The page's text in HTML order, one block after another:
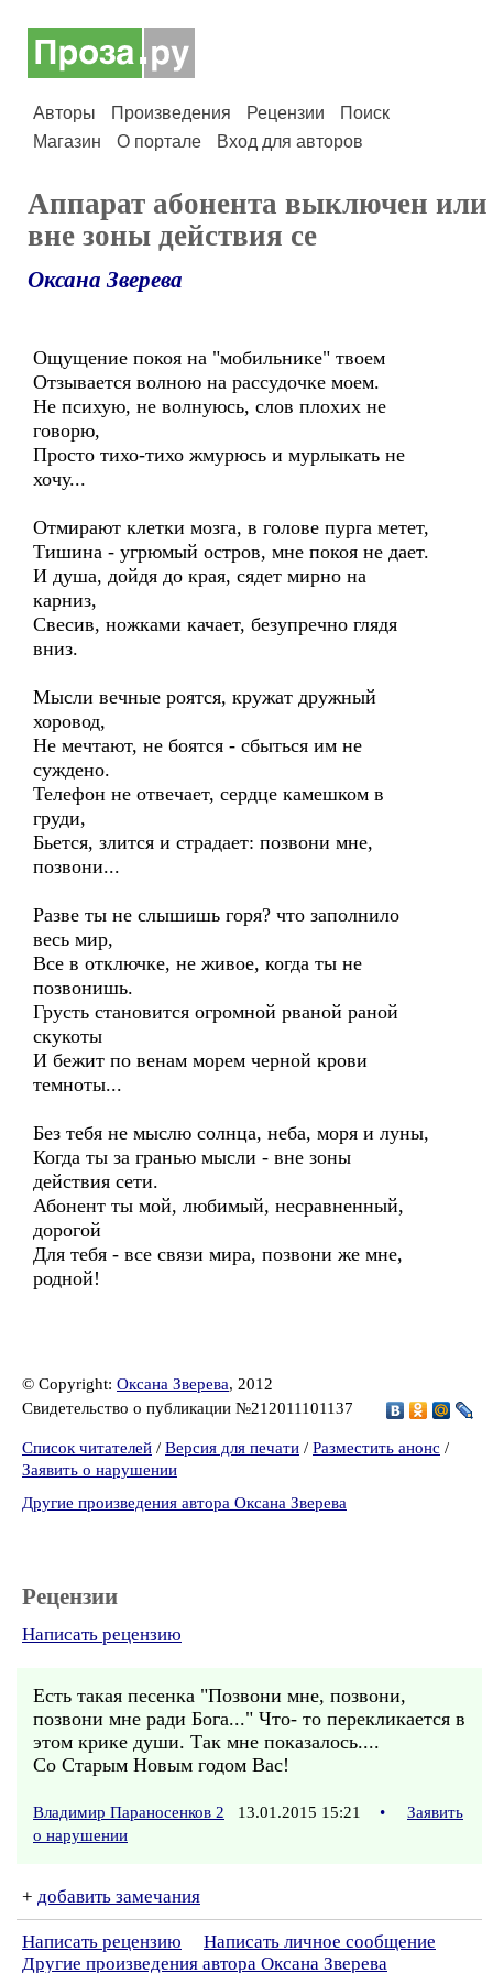
Авторы Произведения Рецензии
Поиск
Магазин
О портале Вход для авторов
Аппарат абонента выключен или
вне зоны действия се
Оксана Зверева
Ощущение покоя на "мобильнике" твоем
Отзывается волною на рассудочке моем.
Не психую, не волнуюсь, слов плохих не
говорю,
Просто тихо-тихо жмурюсь и мурлыкать не
хочу...
Отмирают клетки мозга, в голове пурга метет,
Тишина - угрюмый остров, мне покоя не дает.
И душа, дойдя до края, сядет мирно на
карниз,
Свесив, ножками качает, безупречно глядя
вниз.
Мысли вечные роятся, кружат дружный
хоровод,
Не мечтают, не боятся - сбыться им не
суждено.
Телефон не отвечает, сердце камешком в
груди,
Бьется, злится и страдает: позвони мне,
позвони...
Разве ты не слышишь горя? что заполнило
весь мир,
Все в отключке, не живое, когда ты не
позвонишь.
Грусть становится огромной рваной раной
скукоты
И бежит по венам морем черной крови
темноты...
Без тебя не мыслю солнца, неба, моря и луны,
Когда ты за гранью мысли - вне зоны
действия сети.
Абонент ты мой, любимый, несравненный,
дорогой
Для тебя - все связи мира, позвони же мне,
родной!
© Copyright: Оксана Зверева, 2012
Свидетельство о публикации №212011101137
Список читателей / Версия для печати / Разместить анонс /
Заявить о нарушении
Другие произведения автора Оксана Зверева
Рецензии
Написать рецензию
Есть такая песенка "Позвони мне, позвони,
позвони мне ради Бога..." Что- то перекликается в
этом крике души. Так мне показалось....
Со Старым Новым годом Вас!
Владимир Параносенков 2 13.01.2015 15:21 •
Заявить
о нарушении
+ добавить замечания
Написать рецензию
Написать личное сообщение
Другие произведения автора Оксана Зверева